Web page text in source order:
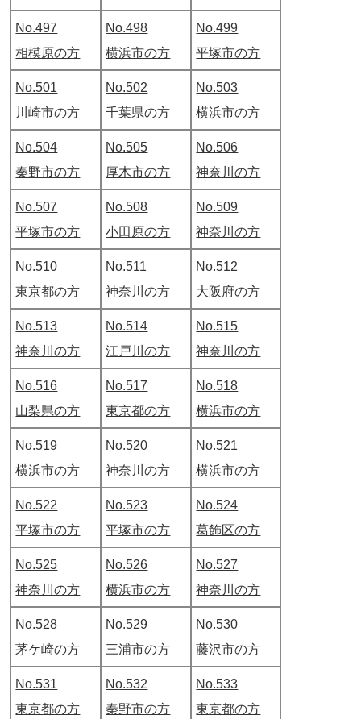
No.497
相模原の方
No.498
横浜市の方
No.499
平塚市の方
No.501
川崎市の方
No.502
千葉県の方
No.503
横浜市の方
No.504
秦野市の方
No.505
厚木市の方
No.506
神奈川の方
No.507
平塚市の方
No.508
小田原の方
No.509
神奈川の方
No.510
東京都の方
No.511
神奈川の方
No.512
大阪府の方
No.513
神奈川の方
No.514
江戸川の方
No.515
神奈川の方
No.516
山梨県の方
No.517
東京都の方
No.518
横浜市の方
No.519
横浜市の方
No.520
神奈川の方
No.521
横浜市の方
No.522
平塚市の方
No.523
平塚市の方
No.524
葛飾区の方
No.525
神奈川の方
No.526
横浜市の方
No.527
神奈川の方
No.528
茅ケ崎の方
No.529
三浦市の方
No.530
藤沢市の方
No.531
東京都の方
No.532
秦野市の方
No.533
東京都の方